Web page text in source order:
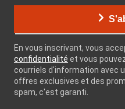
En vous inscrivant, vous
confidentialité et vous
courriels d'information avec
offres exclusives et des
spam, c'est garanti.